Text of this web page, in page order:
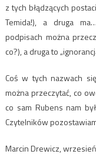
z tych błądzących
Temida!), a druga
podpisach można
co?), a druga to
Coś w tych nazwach
można przeczytać, co
co sam Rubens nam
Czytelników
Marcin Drewicz,